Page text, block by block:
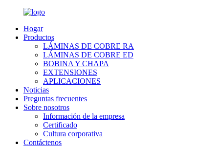
Hogar
Productos
LÁMINAS DE COBRE RA
LÁMINAS DE COBRE ED
BOBINA Y CHAPA
EXTENSIONES
APLICACIONES
Noticias
Preguntas frecuentes
Sobre nosotros
Información de la empresa
Certificado
Cultura corporativa
Contáctenos